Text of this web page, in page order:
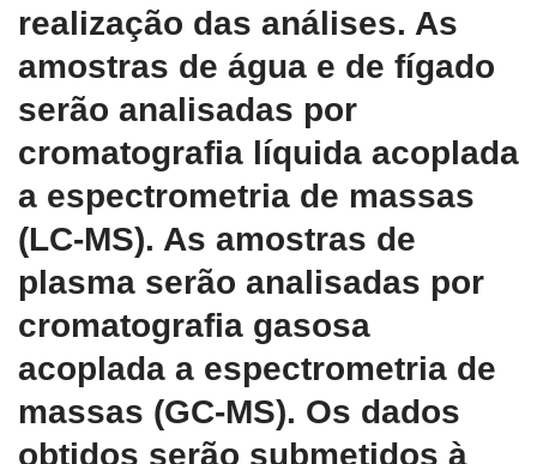
realização das análises. As
amostras de água e de fígado
serão analisadas por
cromatografia líquida acoplada
a espectrometria de massas
(LC-MS). As amostras de
plasma serão analisadas por
cromatografia gasosa
acoplada a espectrometria de
massas (GC-MS). Os dados
obtidos serão submetidos à